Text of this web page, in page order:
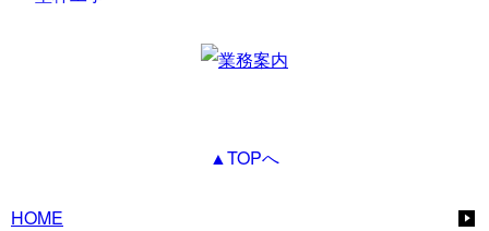
▲TOPへ
HOME